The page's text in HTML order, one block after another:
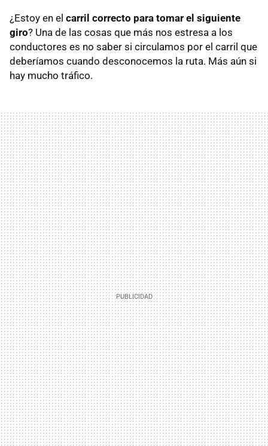
¿Estoy en el carril correcto para tomar el siguiente
giro? Una de las cosas que más nos estresa a los
conductores es no saber si circulamos por el carril que
deberíamos cuando desconocemos la ruta. Más aún si
hay mucho tráfico.